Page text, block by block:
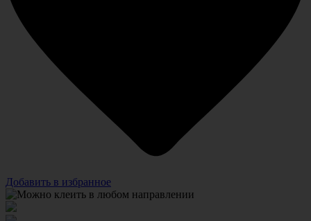
Добавить в избранное